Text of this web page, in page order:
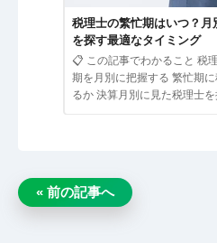
税理士の繁忙期はいつ？
を探す最適なタイミング
📋 この記事でわかること 税
期を月別に把握する 繁忙期
るか 決算月別に見た税理士
« 前の記事へ